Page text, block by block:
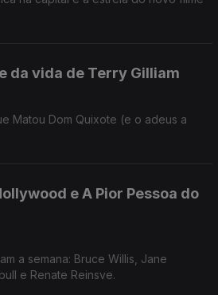
da vida de Terry Gilliam
Matou Dom Quixote (e o adeus a
e A Pior Pessoa do
a semana: Bruce Willis, Jane
e Renate Reinsve.